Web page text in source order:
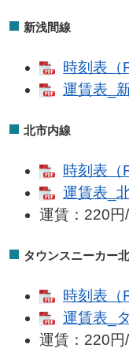
新浅間線
時刻表（
運賃表_
北市内線
時刻表（
運賃表_
運賃：220円
タウンスニーカー
時刻表（
運賃表_
運賃：220円